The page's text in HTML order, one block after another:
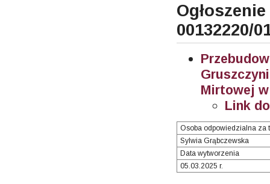
00132220/
Mirtowej
Link
Osoba odpowiedzialna za
Sylwia Grąbczewska
Data wytworzenia
05.03.2025 r.